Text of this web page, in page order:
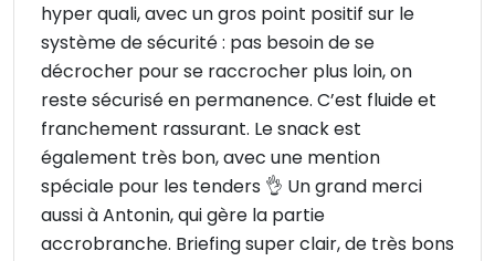
hyper quali, avec un gros point positif sur le
système de sécurité : pas besoin de se
décrocher pour se raccrocher plus loin, on
reste sécurisé en permanence. C’est fluide et
franchement rassurant. Le snack est
également très bon, avec une mention
spéciale pour les tenders 👌 Un grand merci
aussi à Antonin, qui gère la partie
accrobranche. Briefing super clair, de très bons